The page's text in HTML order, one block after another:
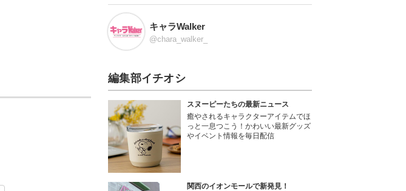
キャラWalker
@chara_walker_
編集部イチオシ
スヌーピーたちの最新ニュース
癒やされるキャラクターアイテムでほ
っと一息つこう！かわいい最新グッズ
やイベント情報を毎日配信
関西のイオンモールで新発見！